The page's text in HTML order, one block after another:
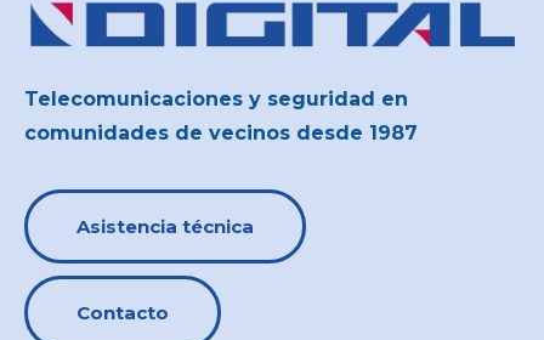
Telecomunicaciones y seguridad en
comunidades de vecinos desde 1987
Asistencia técnica
Contacto